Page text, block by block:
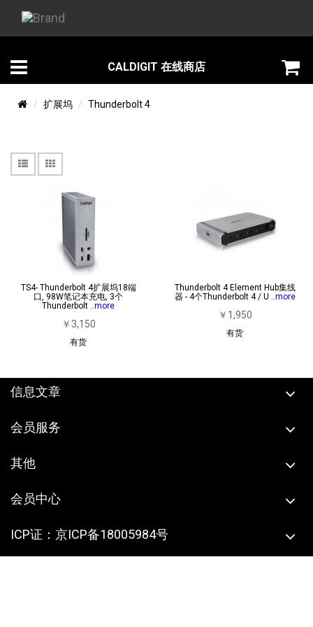
CALDIGIT 在线商店
扩展坞 Thunderbolt 4
TS4- Thunderbolt 4扩展坞18端
口, 98W笔记本充电, 3个
Thunderbolt ..more
￥3,150
有货
Thunderbolt 4 Element Hub集线
器 - 4个Thunderbolt 4 / U ..more
￥1,950
有货
信息文章
会员服务
其他
会员中心
ICP证：京ICP备18005984号